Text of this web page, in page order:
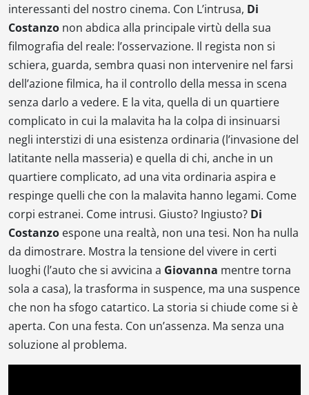
interessanti del nostro cinema. Con L’intrusa, Di
Costanzo non abdica alla principale virtù della sua
filmografia del reale: l’osservazione. Il regista non si
schiera, guarda, sembra quasi non intervenire nel farsi
dell’azione filmica, ha il controllo della messa in scena
senza darlo a vedere. E la vita, quella di un quartiere
complicato in cui la malavita ha la colpa di insinuarsi
negli interstizi di una esistenza ordinaria (l’invasione del
latitante nella masseria) e quella di chi, anche in un
quartiere complicato, ad una vita ordinaria aspira e
respinge quelli che con la malavita hanno legami. Come
corpi estranei. Come intrusi. Giusto? Ingiusto? Di
Costanzo espone una realtà, non una tesi. Non ha nulla
da dimostrare. Mostra la tensione del vivere in certi
luoghi (l’auto che si avvicina a Giovanna mentre torna
sola a casa), la trasforma in suspence, ma una suspence
che non ha sfogo catartico. La storia si chiude come si è
aperta. Con una festa. Con un’assenza. Ma senza una
soluzione al problema.